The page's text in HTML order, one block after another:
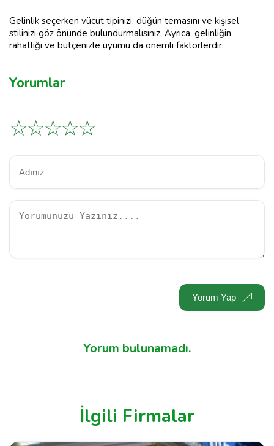
Gelinlik seçerken vücut tipinizi, düğün temasını ve kişisel
stilinizi göz önünde bulundurmalısınız. Ayrıca, gelinliğin
rahatlığı ve bütçenizle uyumu da önemli faktörlerdir.
Yorumlar
☆
☆
☆
☆
☆
Yorum Yap
Yorum bulunamadı.
İlgili Firmalar